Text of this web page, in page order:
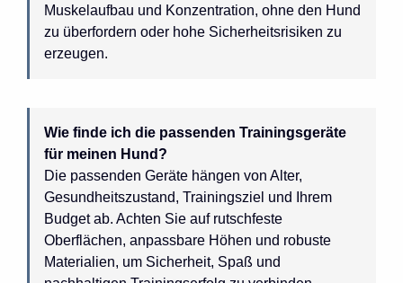
Muskelaufbau und Konzentration, ohne den Hund
zu überfordern oder hohe Sicherheitsrisiken zu
erzeugen.
Wie finde ich die passenden Trainingsgeräte
für meinen Hund?
Die passenden Geräte hängen von Alter,
Gesundheitszustand, Trainingsziel und Ihrem
Budget ab. Achten Sie auf rutschfeste
Oberflächen, anpassbare Höhen und robuste
Materialien, um Sicherheit, Spaß und